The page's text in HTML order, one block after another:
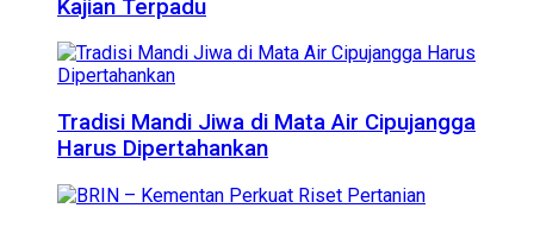
Kajian Terpadu
Tradisi Mandi Jiwa di Mata Air Cipujangga
Harus Dipertahankan